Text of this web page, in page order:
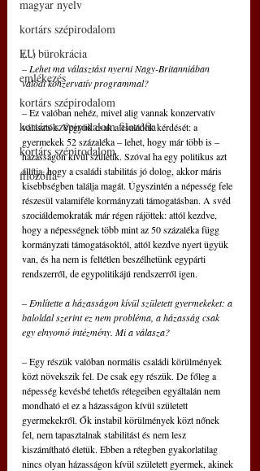
magyar nyelv
kortárs szépirodalom
EU bürokrácia
emlékezés
kortárs szépirodalom
kortárs szépirodalom filozófia
kortárs szépirodalom
filozófia
(...)
– Lehet ma választást nyerni Nagy-Britanniában
valódi konzervatív programmal?
– Ez valóban nehéz, mivel alig vannak konzervatív
választók. Vegyük csak a családok kérdését: a
gyermekek 52 százaléka – lehet, hogy már több is –
házasságon kívül születik. Szóval ha egy politikus azt
állítja, hogy a családi stabilitás jó dolog, akkor máris
kisebbségben találja magát. Úgyszintén a népesség fele
részesül valamiféle kormányzati támogatásban. A svéd
szociáldemokraták már régen rájöttek: attól kezdve,
hogy a népességnek több mint az 50 százaléka függ
kormányzati támogatásoktól, attól kezdve nyert ügyük
van, és ha nem is feltétlen beszélhetünk egypárti
rendszerről, de egypolitikájú rendszerről igen.
– Említette a házasságon kívül született gyermekeket: a
baloldal szerint ez nem probléma, a házasság csak
egy elnyomó intézmény. Mi a válasza?
– Egy részük valóban normális családi körülmények
közt növekszik fel. De csak egy részük. De főleg a
népesség kevésbé tehetős rétegeiben egyáltalán nem
mondható el ez a házasságon kívül született
gyermekekről. Ők instabil körülmények közt nőnek
fel, nem tapasztalnak stabilitást és nem lesz
kiszámítható életük. Ebben a rétegben gyakorlatilag
nincs olyan házasságon kívül született gyermek, akinek